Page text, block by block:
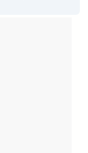
z
od skupiny